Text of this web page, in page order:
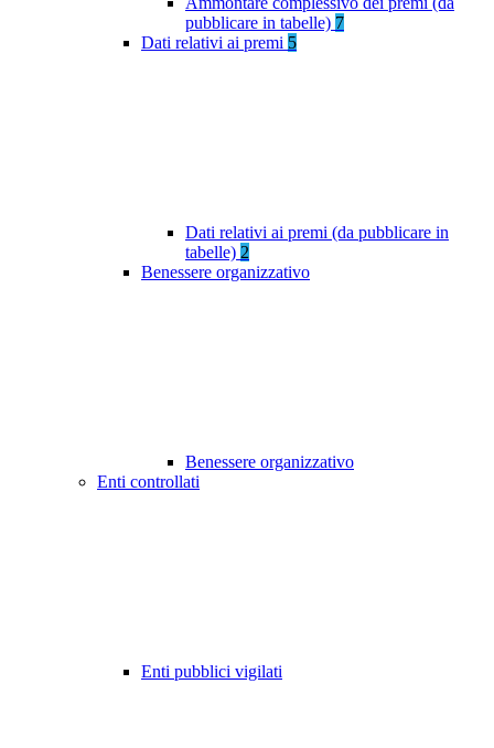
pubblicare in tabelle) 7
Dati relativi ai premi 5
Dati relativi ai premi (da pubblicare in
tabelle) 2
Benessere organizzativo
Benessere organizzativo
Enti controllati
Enti pubblici vigilati